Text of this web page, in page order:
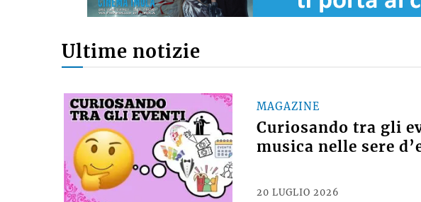
Ultime notizie
MAGAZINE
Curiosando tra gli
musica nelle sere
20 LUGLIO 2026